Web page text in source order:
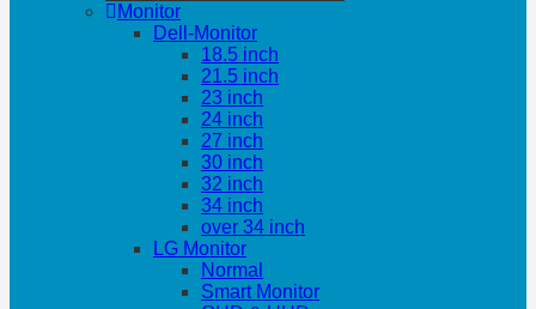
Monitor
Dell-Monitor
18.5 inch
21.5 inch
23 inch
24 inch
27 inch
30 inch
32 inch
34 inch
over 34 inch
LG Monitor
Normal
Smart Monitor